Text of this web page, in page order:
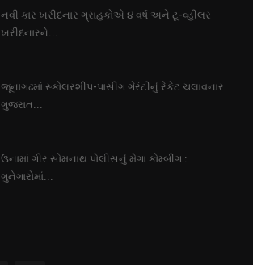
નવી કાર ખરીદનાર ગ્રાહકોએ ૪ વર્ષ અને ટૂ-વ્હીલર
ખરીદનારને...
જૂનાગઢમાં સ્કોલરશીપ-પાસીંગ ગેરંટીનું રેકેટ ચલાવનાર
ગુજરાત...
ઉનામાં ગીર સોમનાથ પોલીસનું મેગા કોમ્બીંગ :
ગુનેગારોમાં...